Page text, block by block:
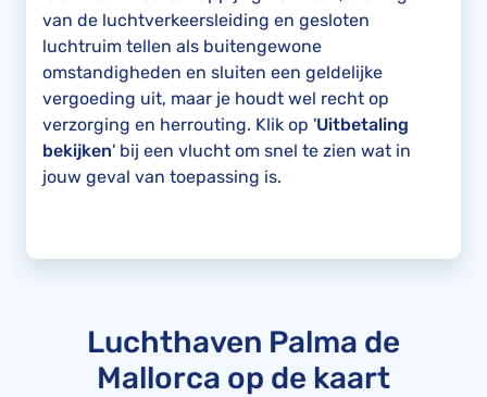
van de luchtverkeersleiding en gesloten
luchtruim tellen als buitengewone
omstandigheden en sluiten een geldelijke
vergoeding uit, maar je houdt wel recht op
verzorging en herrouting. Klik op 'Uitbetaling
bekijken' bij een vlucht om snel te zien wat in
jouw geval van toepassing is.
Luchthaven Palma de
Mallorca op de kaart